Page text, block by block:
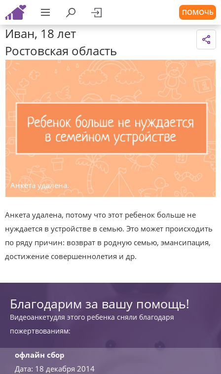
ПОМОЧЬ
Иван, 18 лет
Ростовская область
Анкета удалена.
Анкета удалена, потому что этот ребенок больше не
нуждается в устройстве в семью. Это может происходить
по ряду причин: возврат в родную семью, эмансипация,
достижение совершеннолетия и др.
Благодарим за вашу помощь!
Видеоанкетудля этого ребенка сняли благодаря
пожертвованиям:
офлайн сбор
Дата: 18 декабря 2014